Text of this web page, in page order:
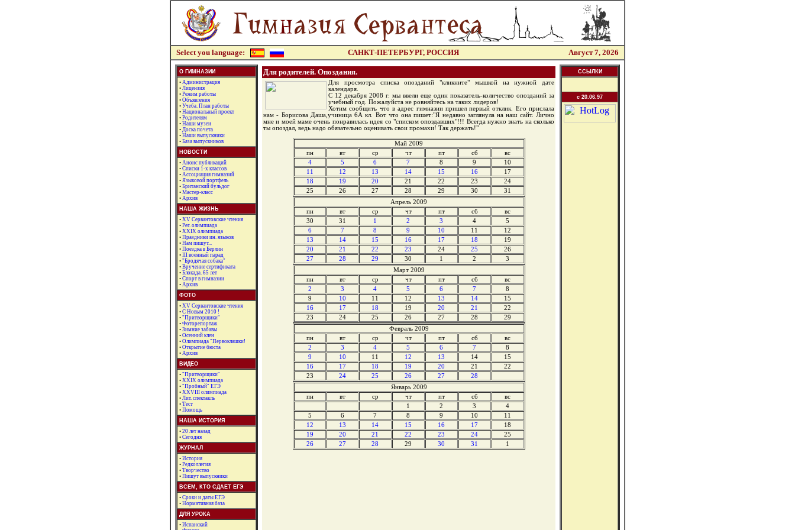
Select you language: САНКТ-ПЕТЕРБУРГ, РОССИЯ Август 7, 2026
О ГИМНАЗИИ
• Администрация
• Лицензия
• Режим работы
• Объявления
• Учеба. План работы
• Национальный проект
• Родителям
• Наши музеи
• Доска почета
• Наши выпускники
• База выпускников
НОВОСТИ
• Анонс публикаций
• Списки 1-х классов
• Ассоциация гимназий
• Языковой портфель
• Британский бульдог
• Мастер-класс
• Архив
НАША ЖИЗНЬ
• XV Сервантовские чтения
• Рег. олимпиада
• XXIX олимпиада
• Праздники ин. языков
• Нам пишут...
• Поездка в Берлин
• III военный парад
• "Бродячая собака"
• Вручение сертификата
• Блокада. 65 лет
• Спорт в гимназии
• Архив
ФОТО
• XV Сервантовские чтения
• С Новым 2010 !
• "Притворщики"
• Фоторепортаж
• Зимние забавы
• Осенний клен
• Олимпиада "Первоклашки!
• Открытие бюста
• Архив
ВИДЕО
• "Притворщики"
• XXIX олимпиада
• "Пробный" ЕГЭ
• XXVIII олимпиада
• Лит. спектакль
• Тест
• Помощь
НАША ИСТОРИЯ
• 20 лет назад
• Сегодня
ЖУРНАЛ
• История
• Редколлегия
• Творчество
• Пишут выпускники
ВСЕМ, КТО СДАЕТ ЕГЭ
• Сроки и даты ЕГЭ
• Нормативная база
ДЛЯ УРОКА
• Испанский
Для родителей. Опоздания.
Для просмотра списка опозданий "кликните" мышкой на нужной дате
календаря.
С 12 декабря 2008 г. мы ввели еще один показатель-количество опозданий за
учебный год. Пожалуйста не ровняйтесь на таких лидеров!
Хотим сообщить что в адрес гимназии пришел первый отклик. Его прислала
нам - Борисова Даша,учиница 6А кл. Вот что она пишет:"Я недавно заглянула на наш сайт. Лично
мне и моей маме очень понравилась идея со "списком опоздавших"!!! Всегда нужно знать на сколько
ты опоздал, ведь надо обязательно оценивать свои промахи! Так держать!"
Май 2009
пн
вт ср чт пт сб
вс
4
5 6 7 8 9
10
11
12 13 14 15 16
17
18
19 20 21 22 23
24
25
26 27 28 29 30
31
Апрель 2009
пн
вт ср чт пт сб
вс
30
31 1 2 3 4
5
6
7 8 9 10 11
12
13
14 15 16 17 18
19
20
21 22 23 24 25
26
27
28 29 30 1 2
3
Март 2009
пн
вт ср чт пт сб
вс
2
3 4 5 6 7
8
9
10 11 12 13 14
15
16
17 18 19 20 21
22
23
24 25 26 27 28
29
Февраль 2009
пн
вт ср чт пт сб
вс
2
3 4 5 6 7
8
9
10 11 12 13 14
15
16
17 18 19 20 21
22
23
24 25 26 27
28
Январь 2009
пн
вт ср чт пт сб
вс
1
2 3
4
5
6 7 8 9 10
11
12
13 14 15 16 17
18
19
20 21 22 23 24
25
26
27 28 29 30 31 1
ССЫЛКИ
c 20.06.97